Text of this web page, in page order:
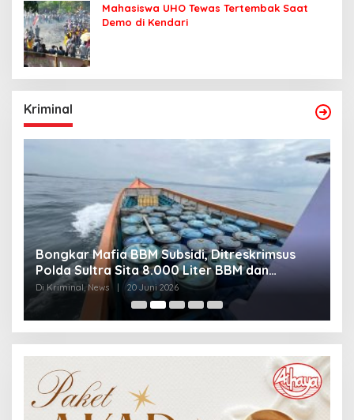
Mahasiswa UHO Tewas Tertembak Saat
Demo di Kendari
Kriminal
Bongkar Mafia BBM Subsidi, Ditreskrimsus
Polda Sultra Sita 8.000 Liter BBM dan
Ringkus 3 Tersangka
Di Kriminal, News 20 Juni 2026